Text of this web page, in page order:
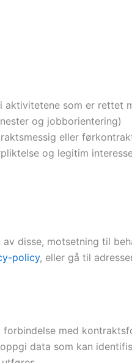
som er rettet
og jobborientering)
eller
og legitim
disse, motsetning til
policy, eller gå til
med
data som kan